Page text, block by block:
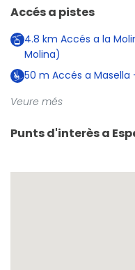
Accés a pistes
4.8 km Accés a la
Molina)
50 m Accés a Masella
Veure més
Punts d'interès a